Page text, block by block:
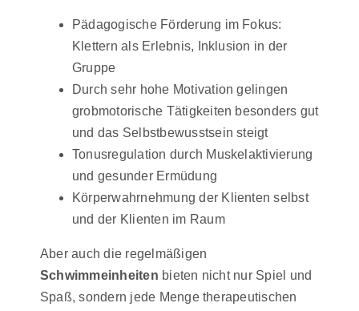
Pädagogische Förderung im Fokus:
Klettern als Erlebnis, Inklusion in der
Gruppe
Durch sehr hohe Motivation gelingen
grobmotorische Tätigkeiten besonders gut
und das Selbstbewusstsein steigt
Tonusregulation durch Muskelaktivierung
und gesunder Ermüdung
Körperwahrnehmung der Klienten selbst
und der Klienten im Raum
Aber auch die regelmäßigen
Schwimmeinheiten bieten nicht nur Spiel und
Spaß, sondern jede Menge therapeutischen